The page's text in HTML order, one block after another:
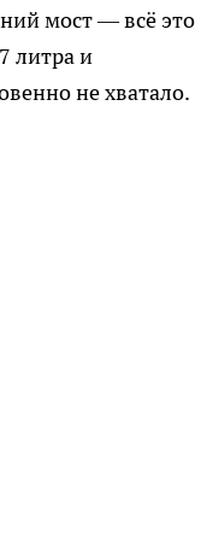
мост — всё это
литра и
не хватало.